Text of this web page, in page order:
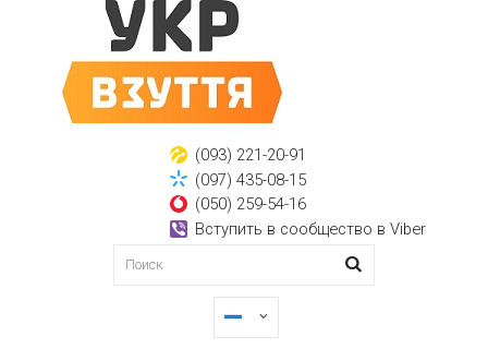
(093) 221-20-91
(097) 435-08-15
(050) 259-54-16
Вступить в сообщество в Viber